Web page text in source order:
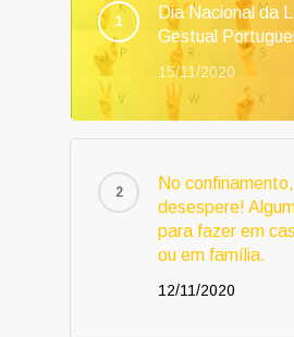
Dia Nacional da
Gestual
15/11/2020
No
desespere!
para fazer em
ou em família.
12/11/2020